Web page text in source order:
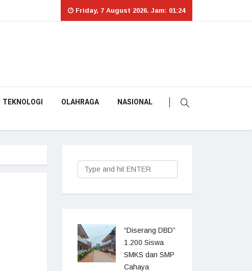
Friday, 7 August 2026. Jam: 01:24
TEKNOLOGI OLAHRAGA NASIONAL
“Diserang DBD”
1.200 Siswa
SMKS dan SMP
Cahaya